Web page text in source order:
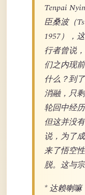
Tenpai
臣桑波（
1957），
行者曾说
们之内现
什么？到
消融，只
轮回中经
但这并没
说，为了
来了悟空
脱。这与
* 达赖喇嘛